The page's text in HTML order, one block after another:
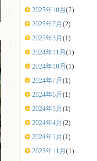
2025年10月 (2)
2025年7月 (2)
2025年3月 (1)
2024年11月 (1)
2024年10月 (1)
2024年7月 (1)
2024年6月 (1)
2024年5月 (1)
2024年4月 (2)
2024年1月 (1)
2023年11月 (1)